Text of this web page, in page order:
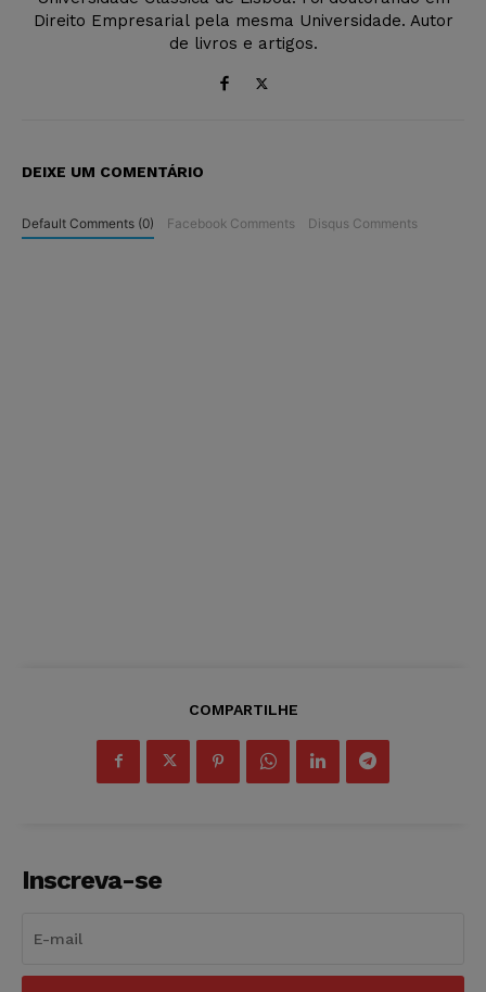
Direito Empresarial pela mesma Universidade. Autor
de livros e artigos.
DEIXE UM COMENTÁRIO
Default Comments (0) Facebook Comments Disqus Comments
COMPARTILHE
Inscreva-se